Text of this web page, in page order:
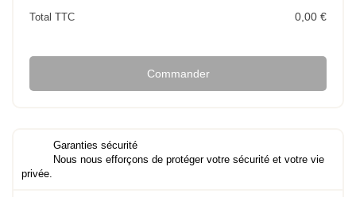
Total TTC 0,00 €
Commander
Garanties sécurité
Nous nous efforçons de protéger votre sécurité et votre vie
privée.